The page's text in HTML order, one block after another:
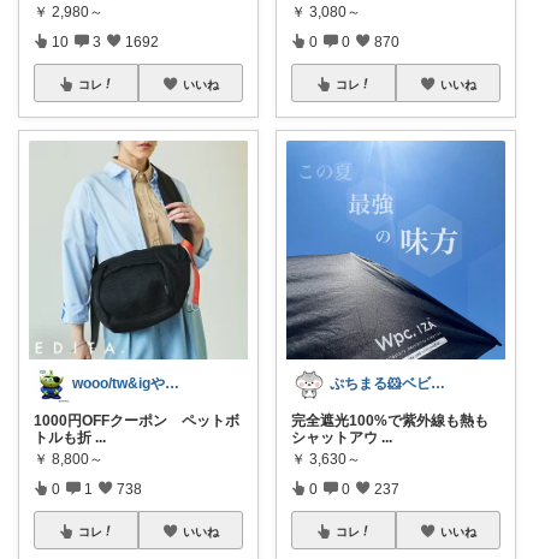
￥ 2,980～
10 3 1692
コレ いいね
wooo/tw&igやってます
1000円OFFクーポン ペットボ
トルも折 ...
￥ 8,800～
0 1 738
コレ いいね
￥ 3,080～
0 0 870
コレ いいね
ぷちまる🐹ベビー子供服♡
完全遮光100%で紫外線も熱も
シャットアウ ...
￥ 3,630～
0 0 237
コレ いいね